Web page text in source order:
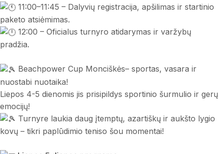
11:00–11:45 – Dalyvių registracija, apšilimas ir startinio
paketo atsiėmimas.
12:00 – Oficialus turnyro atidarymas ir varžybų
pradžia.
Beachpower Cup Monciškės– sportas, vasara ir
nuostabi nuotaika!
Liepos 4-5 dienomis jis prisipildys sportinio šurmulio ir gerų
emocijų!
Turnyre laukia daug įtemptų, azartiškų ir aukšto lygio
kovų – tikri paplūdimio teniso šou momentai!